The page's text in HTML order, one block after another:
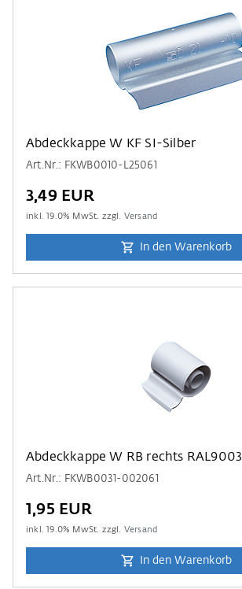
Abdeckkappe W KF SI-Silber
Art.Nr.: FKWB0010-L25061
3,49 EUR
inkl.19.0% MwSt. zzgl. Versand
In den Warenkorb
Abdeckkappe W RB rechts RAL9003
Art.Nr.: FKWB0031-002061
1,95 EUR
inkl.19.0% MwSt. zzgl. Versand
In den Warenkorb